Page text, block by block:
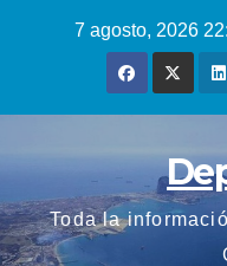
7 agosto, 2026
Toda la